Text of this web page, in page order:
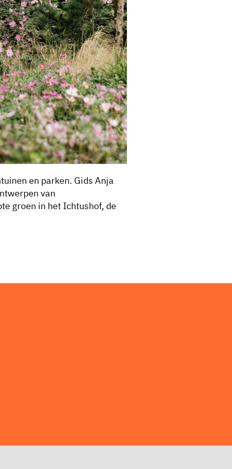
en parken. Gids Anja
van
groen in het Ichtushof, de